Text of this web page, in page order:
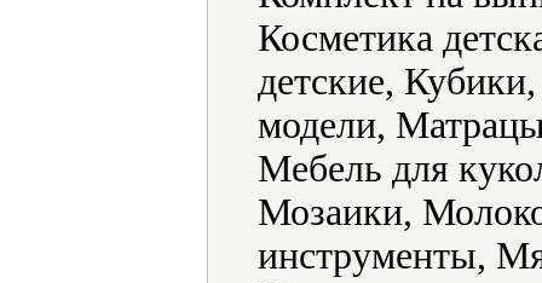
Косметика
детские,
модели,
Мебель для
Мозаики,
инструменты,